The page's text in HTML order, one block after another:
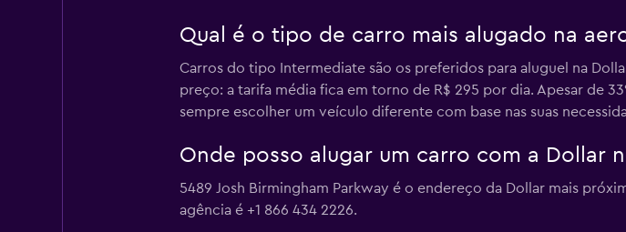
Qual é o tipo de carro mais alugado na
Carros do tipo Intermediate são os preferidos para aluguel na
preço: a tarifa média fica em torno de R$ 295 por dia. Apesar de
sempre escolher um veículo diferente com base nas suas
Onde posso alugar um carro com a Dollar
5489 Josh Birmingham Parkway é o endereço da Dollar mais
agência é +1 866 434 2226.